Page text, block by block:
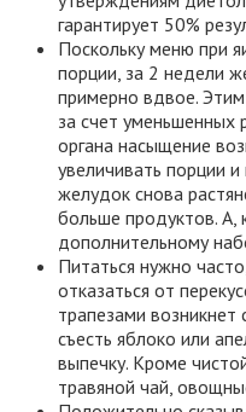
гарантирует 50%
Поскольку меню при
порции, за 2 недели
примерно вдвое. Этим
за счет уменьшенных
органа насыщение
увеличивать порции
желудок снова
больше продуктов. А,
дополнительному
Питаться нужно
отказаться от
трапезами
съесть яблоко или
выпечку. Кроме
травяной чай,